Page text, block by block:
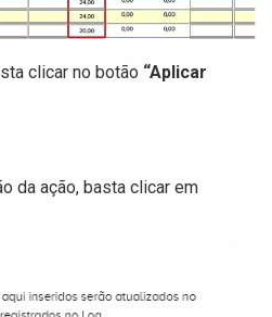
clicar no botão “Aplicar
da ação, basta clicar em